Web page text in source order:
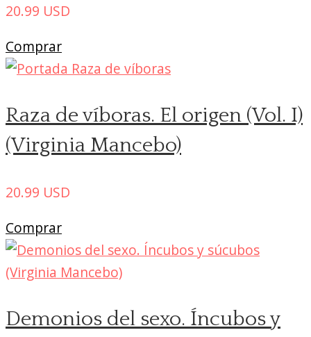
20.99 USD
Comprar
Raza de víboras. El origen (Vol. I)
(Virginia Mancebo)
20.99 USD
Comprar
Demonios del sexo. Íncubos y